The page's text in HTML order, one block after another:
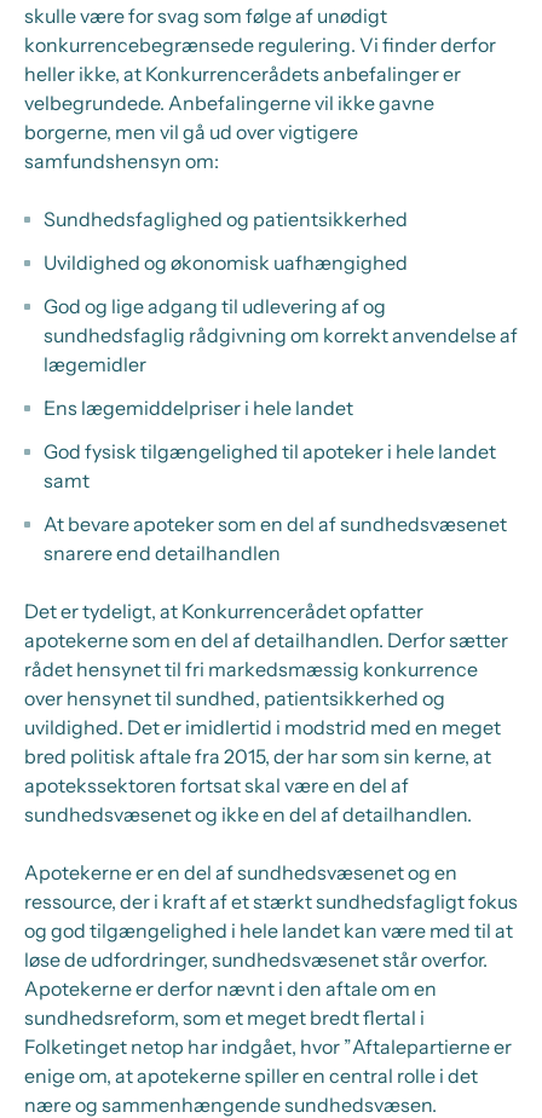
skulle være for svag som følge af unødigt
konkurrencebegrænsede regulering. Vi finder derfor
heller ikke, at Konkurrencerådets anbefalinger er
velbegrundede. Anbefalingerne vil ikke gavne
borgerne, men vil gå ud over vigtigere
samfundshensyn om:
Sundhedsfaglighed og patientsikkerhed
Uvildighed og økonomisk uafhængighed
God og lige adgang til udlevering af og
sundhedsfaglig rådgivning om korrekt anvendelse af
lægemidler
Ens lægemiddelpriser i hele landet
God fysisk tilgængelighed til apoteker i hele landet
samt
At bevare apoteker som en del af sundhedsvæsenet
snarere end detailhandlen
Det er tydeligt, at Konkurrencerådet opfatter
apotekerne som en del af detailhandlen. Derfor sætter
rådet hensynet til fri markedsmæssig konkurrence
over hensynet til sundhed, patientsikkerhed og
uvildighed. Det er imidlertid i modstrid med en meget
bred politisk aftale fra 2015, der har som sin kerne, at
apotekssektoren fortsat skal være en del af
sundhedsvæsenet og ikke en del af detailhandlen.
Apotekerne er en del af sundhedsvæsenet og en
ressource, der i kraft af et stærkt sundhedsfagligt fokus
og god tilgængelighed i hele landet kan være med til at
løse de udfordringer, sundhedsvæsenet står overfor.
Apotekerne er derfor nævnt i den aftale om en
sundhedsreform, som et meget bredt flertal i
Folketinget netop har indgået, hvor ”Aftalepartierne er
enige om, at apotekerne spiller en central rolle i det
nære og sammenhængende sundhedsvæsen.